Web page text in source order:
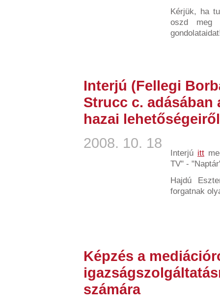
Kérjük, ha
oszd meg
Interjú (Fellegi
Strucc c.
hazai lehetőségeiről
2008. 10. 18
Interjú itt
TV" -
Hajdú
forgatnak
Képzés a
számára